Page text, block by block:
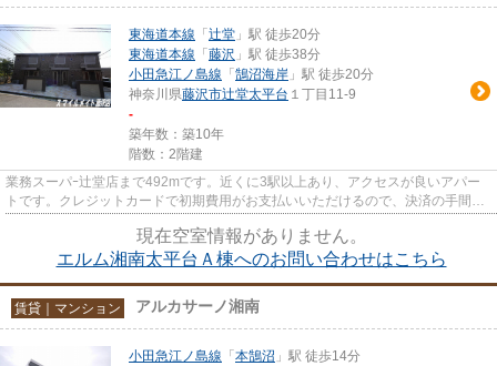
東海道本線 「 辻堂 」駅 徒歩20分
東海道本線 「 藤沢 」駅 徒歩38分
小田急江ノ島線 「 鵠沼海岸 」駅 徒歩20分
神奈川県藤沢市辻堂太平台 １丁目11-9
-
築年数：築10年
階数：2階建
業務スーパｰ辻堂店まで492mです。近くに3駅以上あり、アクセスが良いアパー
トです。クレジットカードで初期費用がお支払いいただけるので、決済の手間が
現在空室情報がありません。
エルム湘南太平台Ａ棟へのお問い合わせはこちら
賃貸｜マンション アルカサーノ湘南
小田急江ノ島線 「 本鵠沼 」駅 徒歩14分